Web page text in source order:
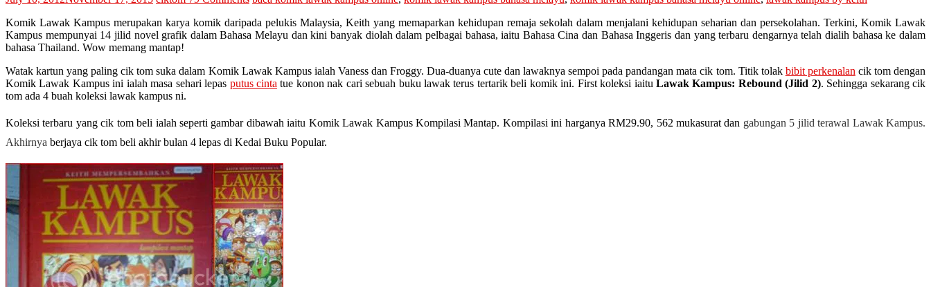
Komik Lawak Kampus merupakan karya komik daripada pelukis Malaysia, Keith yang memaparkan kehidupan remaja sekolah dalam menjalani kehidupan seharian dan persekolahan. Terkini, Komik Lawak
Kampus mempunyai 14 jilid novel grafik dalam Bahasa Melayu dan kini banyak diolah dalam pelbagai bahasa, iaitu Bahasa Cina dan Bahasa Inggeris dan yang terbaru dengarnya telah dialih bahasa ke dalam
bahasa Thailand. Wow memang mantap!
Watak kartun yang paling cik tom suka dalam Komik Lawak Kampus ialah Vaness dan Froggy. Dua-duanya cute dan lawaknya sempoi pada pandangan mata cik tom. Titik tolak bibit perkenalan cik tom dengan
Komik Lawak Kampus ini ialah masa sehari lepas putus cinta tue konon nak cari sebuah buku lawak terus tertarik beli komik ini. First koleksi iaitu Lawak Kampus: Rebound (Jilid 2). Sehingga sekarang cik
tom ada 4 buah koleksi lawak kampus ni.
Koleksi terbaru yang cik tom beli ialah seperti gambar dibawah iaitu Komik Lawak Kampus Kompilasi Mantap. Kompilasi ini harganya RM29.90, 562 mukasurat dan gabungan 5 jilid terawal Lawak Kampus.
Akhirnya berjaya cik tom beli akhir bulan 4 lepas di Kedai Buku Popular.